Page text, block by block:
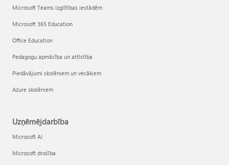
Microsoft Teams izglītības iestādēm
Microsoft 365 Education
Office Education
Pedagogu apmācība un attīstība
Piedāvājumi skolēniem un vecākiem
Azure skolēniem
Uzņēmējdarbība
Microsoft AI
Microsoft drošība